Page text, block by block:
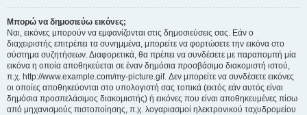
Μπορώ να δημοσιεύω εικόνες;
Ναι, εικόνες μπορούν να εμφανίζονται στις δημοσιεύσεις σας. Εάν ο
διαχειριστής επιτρέπει τα συνημμένα, μπορείτε να φορτώσετε την εικόνα στο
σύστημα συζητήσεων. Διαφορετικά, θα πρέπει να συνδέσετε με παραπομπή μία
εικόνα η οποία αποθηκεύεται σε έναν δημόσια προσβάσιμο διακομιστή ιστού,
π.χ. http://www.example.com/my-picture.gif. Δεν μπορείτε να συνδέσετε εικόνες
οι οποίες αποθηκεύονται στο υπολογιστή σας τοπικά (εκτός εάν αυτός είναι
δημόσια προσπελάσιμος διακομιστής) ή εικόνες που είναι αποθηκευμένες πίσω
από μηχανισμούς πιστοποίησης, π.χ. λογαριασμοί ηλεκτρονικού ταχυδρομείου